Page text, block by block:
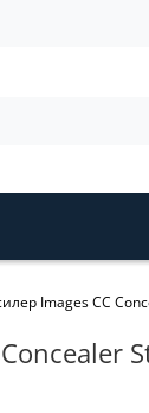
Images CC